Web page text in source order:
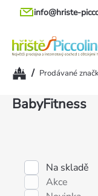
Přejít
info@hriste-
Domů/ Prodávané
BabyFitness
Na skladě
Akce
Výpis